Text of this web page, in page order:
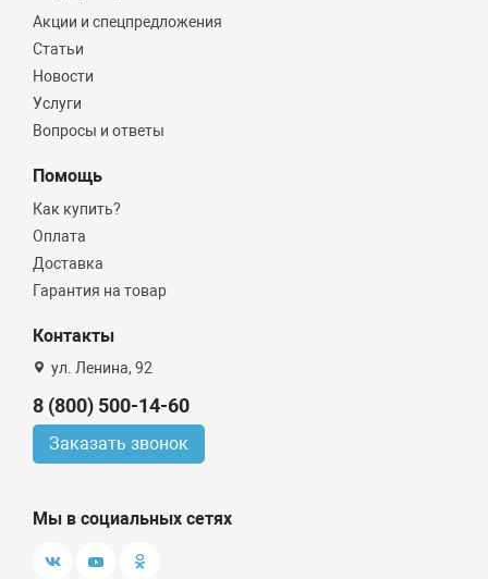
Акции и спецпредложения
Статьи
Новости
Услуги
Вопросы и ответы
Помощь
Как купить?
Оплата
Доставка
Гарантия на товар
Контакты
ул. Ленина, 92
8 (800) 500-14-60
Заказать звонок
Мы в социальных сетях